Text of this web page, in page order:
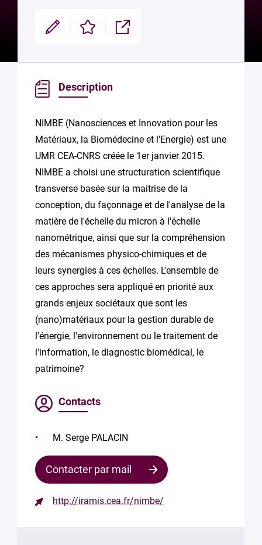
Modifier Enregistrer Partager
Description
NIMBE (Nanosciences et Innovation pour les
Matériaux, la Biomédecine et l'Energie) est une
UMR CEA-CNRS créée le 1er janvier 2015.
NIMBE a choisi une structuration scientifique
transverse basée sur la maitrise de la
conception, du façonnage et de l'analyse de la
matière de l'échelle du micron à l'échelle
nanométrique, ainsi que sur la compréhension
des mécanismes physico-chimiques et de
leurs synergies à ces échelles. L'ensemble de
ces approches sera appliqué en priorité aux
grands enjeux sociétaux que sont les
(nano)matériaux pour la gestion durable de
l'énergie, l'environnement ou le traitement de
l'information, le diagnostic biomédical, le
patrimoine?
Contacts
M. Serge PALACIN
Contacter par mail
http://iramis.cea.fr/nimbe/